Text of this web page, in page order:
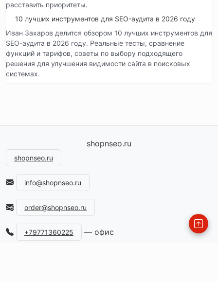
расставить приоритеты.
10 лучших инструментов для SEO-аудита в 2026 году
Иван Захаров делится обзором 10 лучших инструментов для
SEO-аудита в 2026 году. Реальные тесты, сравнение
функций и тарифов, советы по выбору подходящего
решения для улучшения видимости сайта в поисковых
системах.
shopnseo.ru
shopnseo.ru
info@shopnseo.ru
order@shopnseo.ru
+79771360225 — офис